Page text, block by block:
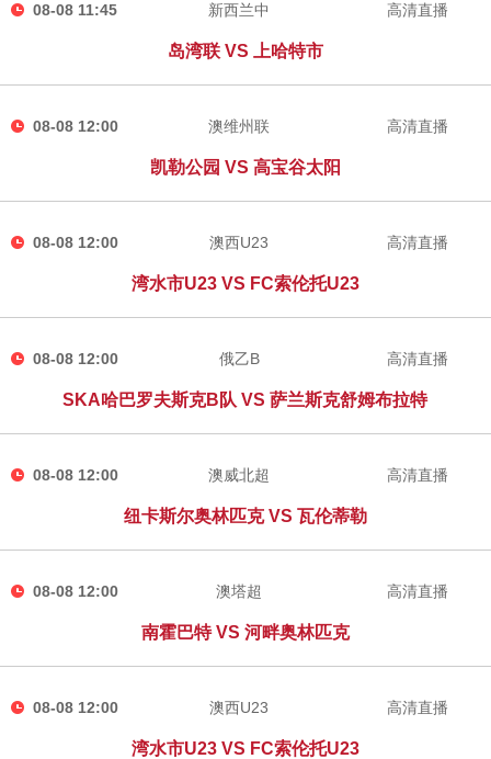
08-08 11:45 新西兰中
岛湾联 VS 上哈特市
高清直播
08-08 12:00 澳维州联
凯勒公园 VS 高宝谷太阳
高清直播
08-08 12:00 澳西U23
湾水市U23 VS FC索伦托U23
高清直播
08-08 12:00 俄乙B
SKA哈巴罗夫斯克B队 VS 萨兰斯克舒姆布拉特
高清直播
08-08 12:00 澳威北超
纽卡斯尔奥林匹克 VS 瓦伦蒂勒
高清直播
08-08 12:00 澳塔超
南霍巴特 VS 河畔奥林匹克
高清直播
08-08 12:00 澳西U23
湾水市U23 VS FC索伦托U23
高清直播